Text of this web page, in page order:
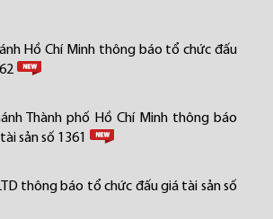
Hồ Chí Minh thông báo tổ chức đấu
Thành phố Hồ Chí Minh thông báo
sản số 1361
thông báo tổ chức đấu giá tài sản số